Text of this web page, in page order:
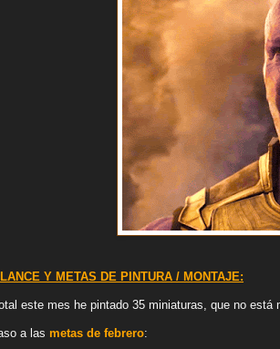
Y METAS DE PINTURA / MONTAJE:
este mes he pintado 35 miniaturas, que no está
a las metas de febrero: